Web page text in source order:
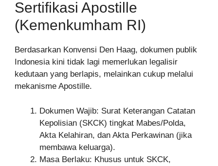
Sertifikasi Apostille
(Kemenkumham RI)
Berdasarkan Konvensi Den Haag, dokumen publik
Indonesia kini tidak lagi memerlukan legalisir
kedutaan yang berlapis, melainkan cukup melalui
mekanisme Apostille.
Dokumen Wajib: Surat Keterangan Catatan
Kepolisian (SKCK) tingkat Mabes/Polda,
Akta Kelahiran, dan Akta Perkawinan (jika
membawa keluarga).
Masa Berlaku: Khusus untuk SKCK,